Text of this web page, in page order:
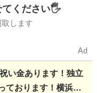
験
てください🖐️
します
Ad
ております！横浜市